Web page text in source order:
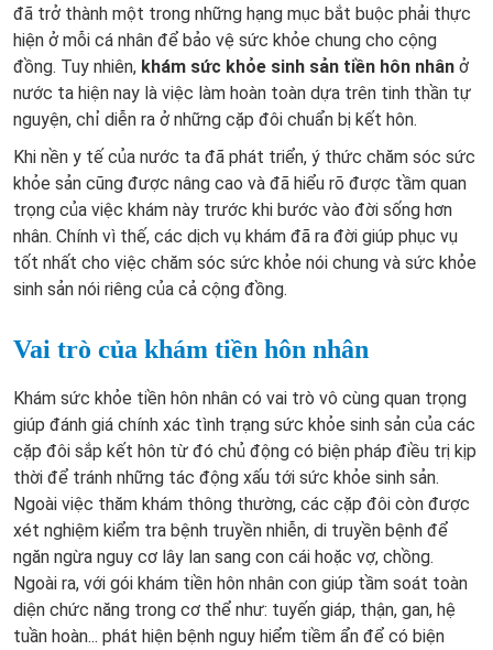
đã trở thành một trong những hạng mục bắt buộc phải thực
hiện ở mỗi cá nhân để bảo vệ sức khỏe chung cho cộng
đồng. Tuy nhiên, khám sức khỏe sinh sản tiền hôn nhân ở
nước ta hiện nay là việc làm hoàn toàn dựa trên tinh thần tự
nguyện, chỉ diễn ra ở những cặp đôi chuẩn bị kết hôn.
Khi nền y tế của nước ta đã phát triển, ý thức chăm sóc sức
khỏe sản cũng được nâng cao và đã hiểu rõ được tầm quan
trọng của việc khám này trước khi bước vào đời sống hơn
nhân. Chính vì thế, các dịch vụ khám đã ra đời giúp phục vụ
tốt nhất cho việc chăm sóc sức khỏe nói chung và sức khỏe
sinh sản nói riêng của cả cộng đồng.
Vai trò của khám tiền hôn nhân
Khám sức khỏe tiền hôn nhân có vai trò vô cùng quan trọng
giúp đánh giá chính xác tình trạng sức khỏe sinh sản của các
cặp đôi sắp kết hôn từ đó chủ động có biện pháp điều trị kịp
thời để tránh những tác động xấu tới sức khỏe sinh sản.
Ngoài việc thăm khám thông thường, các cặp đôi còn được
xét nghiệm kiểm tra bệnh truyền nhiễn, di truyền bệnh để
ngăn ngừa nguy cơ lây lan sang con cái hoặc vợ, chồng.
Ngoài ra, với gói khám tiền hôn nhân con giúp tầm soát toàn
diện chức năng trong cơ thể như: tuyến giáp, thận, gan, hệ
tuần hoàn... phát hiện bệnh nguy hiểm tiềm ẩn để có biện